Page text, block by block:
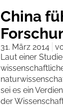
China
31. März 2014
Laut einer
sei es ein
der